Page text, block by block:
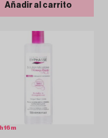
Añadir al carrito
h16 m